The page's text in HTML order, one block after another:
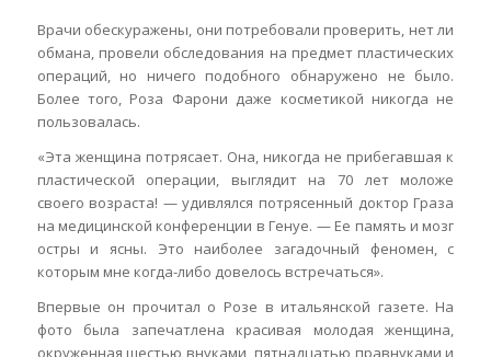
Врачи обескуражены, они потребовали проверить, нет ли
обмана, провели обследования на предмет пластических
операций, но ничего подобного обнаружено не было.
Более того, Роза Фарони даже косметикой никогда не
пользовалась.
«Эта женщина потрясает. Она, никогда не прибегавшая к
пластической операции, выглядит на 70 лет моложе
своего возраста! — удивлялся потрясенный доктор Граза
на медицинской конференции в Генуе. — Ее память и мозг
остры и ясны. Это наиболее загадочный феномен, с
которым мне когда-либо довелось встречаться».
Впервые он прочитал о Розе в итальянской газете. На
фото была запечатлена красивая молодая женщина,
окруженная шестью внуками, пятнадцатью правнуками и